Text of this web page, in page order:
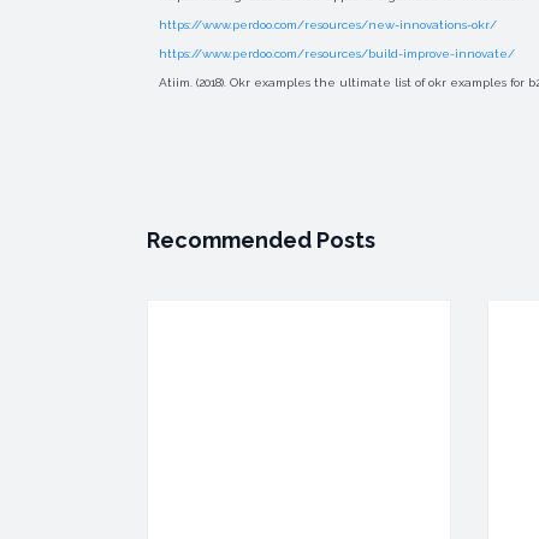
https://www.perdoo.com/resources/new-innovations-okr/
https://www.perdoo.com/resources/build-improve-innovate/
Atiim. (2018). Okr examples the ultimate list of okr examples for
Recommended Posts